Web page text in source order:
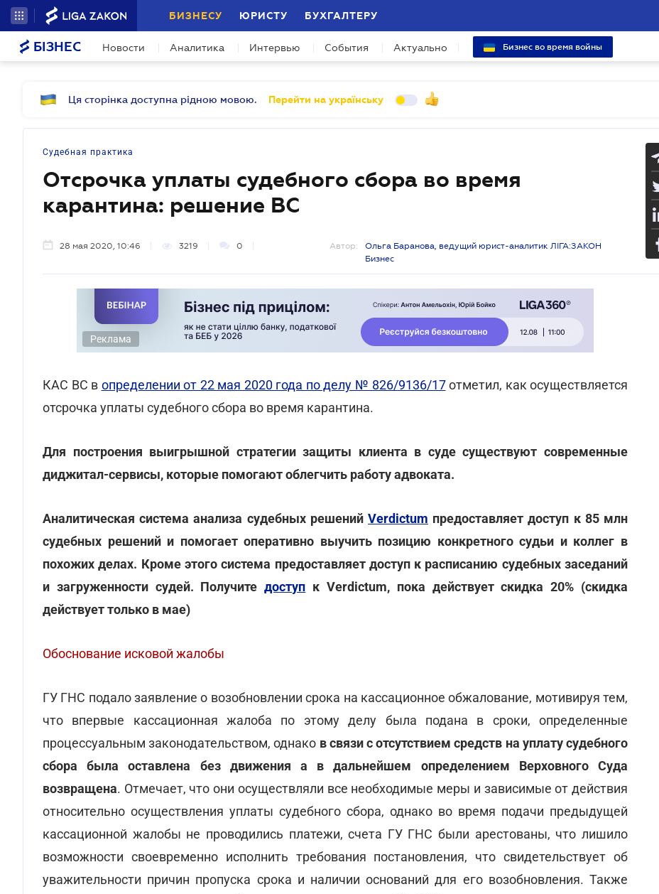
БИЗНЕСУ ЮРИСТУ БУХГАЛТЕРУ
БІЗНЕС Новости Аналитика Интервью События Актуально Бизнес во время войны
Ця сторінка доступна рідною мовою. Перейти на українську
Судебная практика
Отсрочка уплаты судебного сбора во время
карантина: решение ВС
28 мая 2020, 10:46 3219 0 Автор:
Ольга Баранова, ведущий юрист-аналитик ЛІГА:ЗАКОН
Бизнес
Реклама
КАС ВС в определении от 22 мая 2020 года по делу № 826/9136/17отметил, как осуществляется
отсрочка уплаты судебного сбора во время карантина.
Для построения выигрышной стратегии защиты клиента в суде существуют современные
диджитал-сервисы, которые помогают облегчить работу адвоката.
Аналитическая система анализа судебных решений Verdictum предоставляет доступ к 85 млн
судебных решений и помогает оперативно выучить позицию конкретного судьи и коллег в
похожих делах. Кроме этого система предоставляет доступ к расписанию судебных заседаний
и загруженности судей. Получитедоступ к Verdictum, пока действует скидка 20% (скидка
действует только в мае)
Обоснование исковой жалобы
ГУ ГНС подало заявление о возобновлении срока на кассационное обжалование, мотивируя тем,
что впервые кассационная жалоба по этому делу была подана в сроки, определенные
процессуальным законодательством, однако в связи с отсутствием средств на уплату судебного
сбора была оставлена без движения а в дальнейшем определением Верховного Суда
возвращена. Отмечает, что они осуществляли все необходимые меры и зависимые от действия
относительно осуществления уплаты судебного сбора, однако во время подачи предыдущей
кассационной жалобы не проводились платежи, счета ГУ ГНС были арестованы, что лишило
возможности своевременно исполнить требования постановления, что свидетельствует об
уважительности причин пропуска срока и наличии оснований для его возобновления. Также